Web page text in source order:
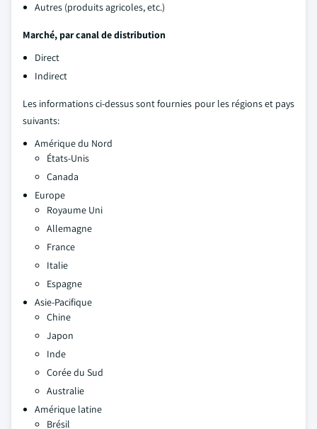
Autres (produits agricoles, etc.)
Marché, par canal de distribution
Direct
Indirect
Les informations ci-dessus sont fournies pour les régions et pays
suivants:
Amérique du Nord
États-Unis
Canada
Europe
Royaume Uni
Allemagne
France
Italie
Espagne
Asie-Pacifique
Chine
Japon
Inde
Corée du Sud
Australie
Amérique latine
Brésil